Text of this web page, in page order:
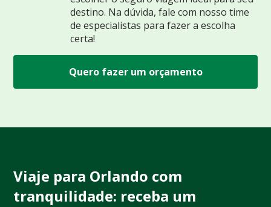
destino. Na dúvida, fale com nosso time
de especialistas para fazer a escolha
certa!
Quero fazer um orçamento
Viaje para Orlando com
tranquilidade: receba um